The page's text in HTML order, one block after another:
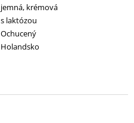
jemná, krémová
s laktózou
Ochucený
Holandsko